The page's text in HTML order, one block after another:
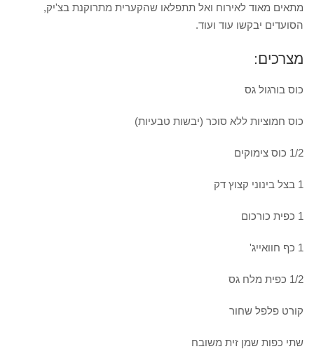
מתאים מאוד לאירוח ואל תתפלאו שהקערית מתרוקנת בצ'יק,
הסועדים יבקשו עוד ועוד.
מצרכים:
כוס בורגול גס
כוס חמוציות ללא סוכר (יבשות טבעיות)
1/2 כוס צימוקים
1 בצל בינוני קצוץ דק
1 כפית כורכום
1 כף חוואייג'
1/2 כפית מלח גס
קורט פלפל שחור
שתי כפות שמן זית משובח